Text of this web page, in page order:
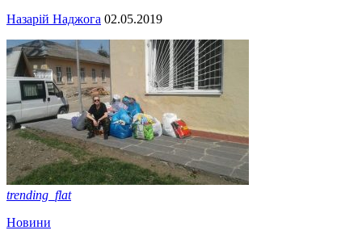
Назарій Наджога 02.05.2019
trending_flat
Новини